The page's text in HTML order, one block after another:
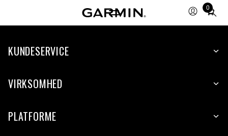
0
Total
items
cart:
KUNDESERVICE
VIRKSOMHED
PLATFORME